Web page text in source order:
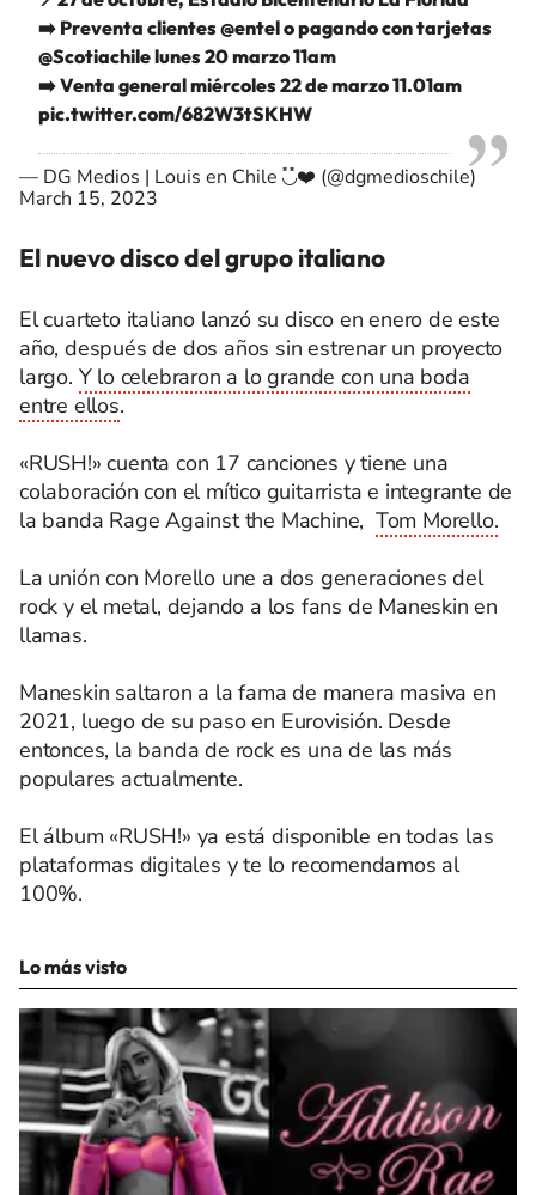
➡️ Preventa clientes@entelo pagando con tarjetas
@Scotiachilelunes 20 marzo 11am
➡️ Venta general miércoles 22 de marzo 11.01am
pic.twitter.com/682W3tSKHW
— DG Medios | Louis en Chile ◟̽◞̽❤️ (@dgmedioschile)
March 15, 2023
El nuevo disco del grupo italiano
El cuarteto italiano lanzó su disco en enero de este
año, después de dos años sin estrenar un proyecto
largo. Y lo celebraron a lo grande con una boda
entre ellos.
«RUSH!» cuenta con 17 canciones y tiene una
colaboración con el mítico guitarrista e integrante de
la banda Rage Against the Machine, Tom Morello.
La unión con Morello une a dos generaciones del
rock y el metal, dejando a los fans de Maneskin en
llamas.
Maneskin saltaron a la fama de manera masiva en
2021, luego de su paso en Eurovisión. Desde
entonces, la banda de rock es una de las más
populares actualmente.
El álbum «RUSH!» ya está disponible en todas las
plataformas digitales y te lo recomendamos al
100%.
Lo más visto